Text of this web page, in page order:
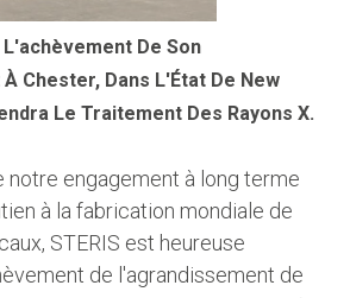
L'achèvement De Son
Chester, Dans L'État De New
Le Traitement Des Rayons X.
notre engagement à long terme
à la fabrication mondiale de
STERIS est heureuse
de l'agrandissement de